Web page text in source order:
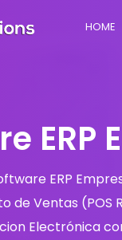
HOME
ERP
ERP
de Ventas
Electrónica